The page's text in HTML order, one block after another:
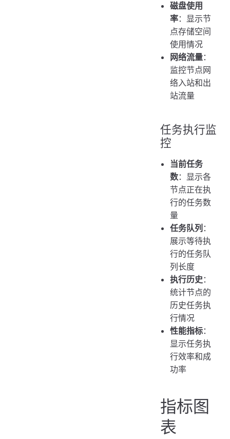
磁盘使用
率：显示节
点存储空间
使用情况
网络流量：
监控节点网
络入站和出
站流量
任务执行监
控
当前任务
数：显示各
节点正在执
行的任务数
量
任务队列 ：
展示等待执
行的任务队
列长度
执行历史 ：
统计节点的
历史任务执
行情况
性能指标：
显示任务执
行效率和成
功率
指标图
表